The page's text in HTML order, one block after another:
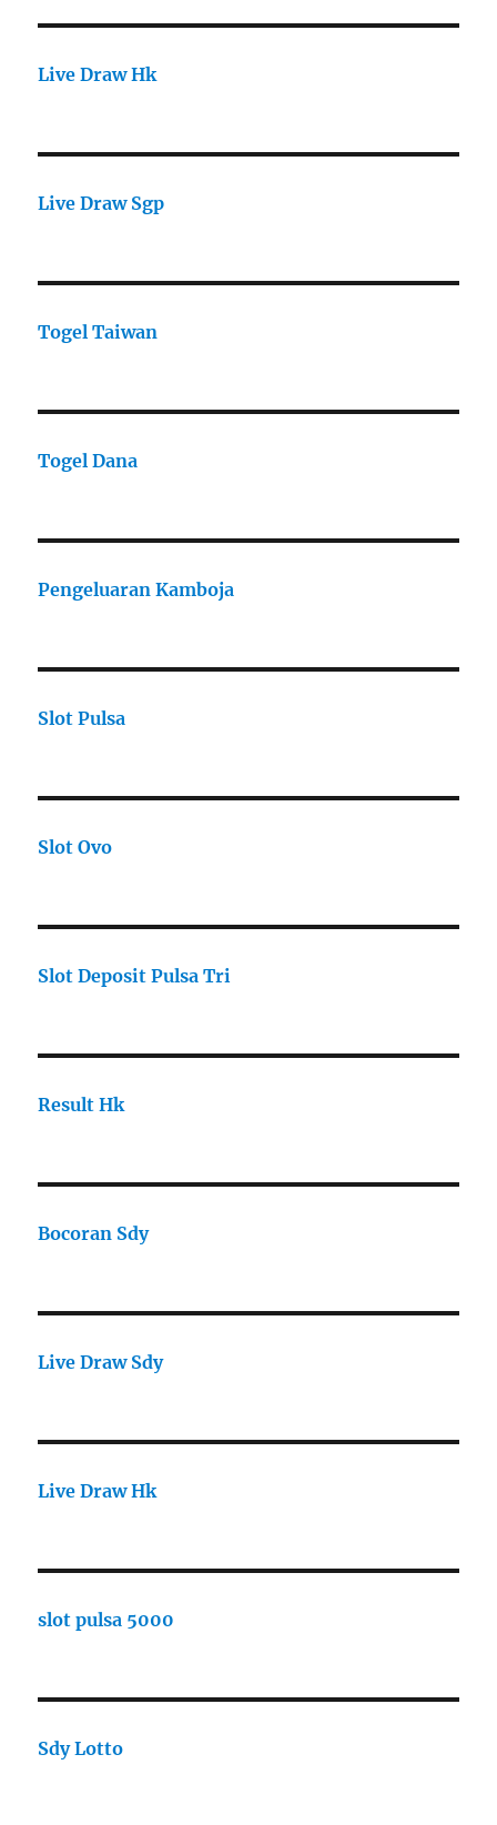
Live Draw Hk
Live Draw Sgp
Togel Taiwan
Togel Dana
Pengeluaran Kamboja
Slot Pulsa
Slot Ovo
Slot Deposit Pulsa Tri
Result Hk
Bocoran Sdy
Live Draw Sdy
Live Draw Hk
slot pulsa 5000
Sdy Lotto